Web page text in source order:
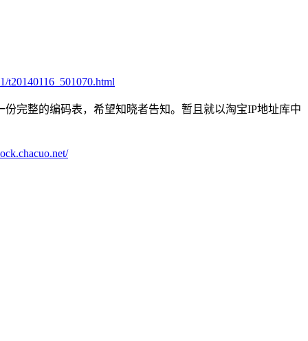
t20140116_501070.html
完整的编码表，希望知晓者告知。暂且就以淘宝IP地址库中